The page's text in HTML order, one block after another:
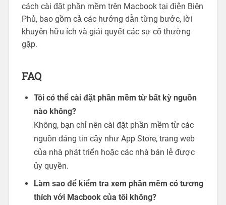
cách cài đặt phần mềm trên Macbook tại điện Biên
Phủ, bao gồm cả các hướng dẫn từng bước, lời
khuyên hữu ích và giải quyết các sự cố thường
gặp.
FAQ
Tôi có thể cài đặt phần mềm từ bất kỳ nguồn
nào không?
Không, bạn chỉ nên cài đặt phần mềm từ các
nguồn đáng tin cậy như App Store, trang web
của nhà phát triển hoặc các nhà bán lẻ được
ủy quyền.
Làm sao để kiểm tra xem phần mềm có tương
thích với Macbook của tôi không?